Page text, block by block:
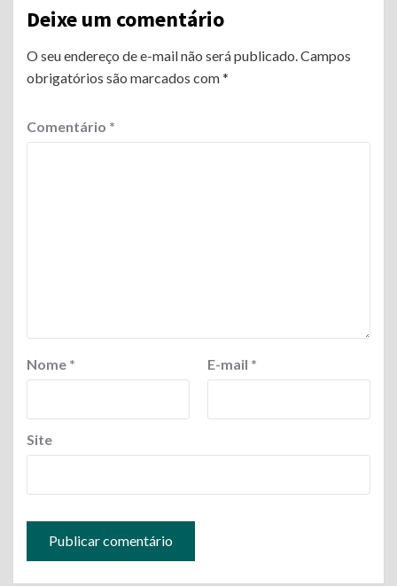
Deixe um comentário
O seu endereço de e-mail não será publicado. Campos
obrigatórios são marcados com*
Comentário *
Nome * E-mail *
Site